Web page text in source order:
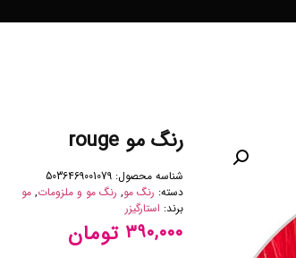
رنگ مو rouge
شناسه محصول: 5036469001079
دسته: رنگ مو, رنگ مو و ملزومات, مو
برند: استارگیزر
۳۹۰,۰۰۰ تومان